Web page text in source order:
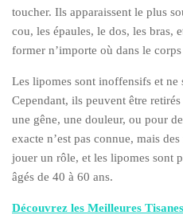
toucher. Ils apparaissent le plus
cou, les épaules, le dos, les bras,
former n’importe où dans le
Les lipomes sont inoffensifs et ne
Cependant, ils peuvent être
une gêne, une douleur, ou pour
exacte n’est pas connue, mais
jouer un rôle, et les lipomes sont
âgés de 40 à 60 ans.
Découvrez les Meilleures